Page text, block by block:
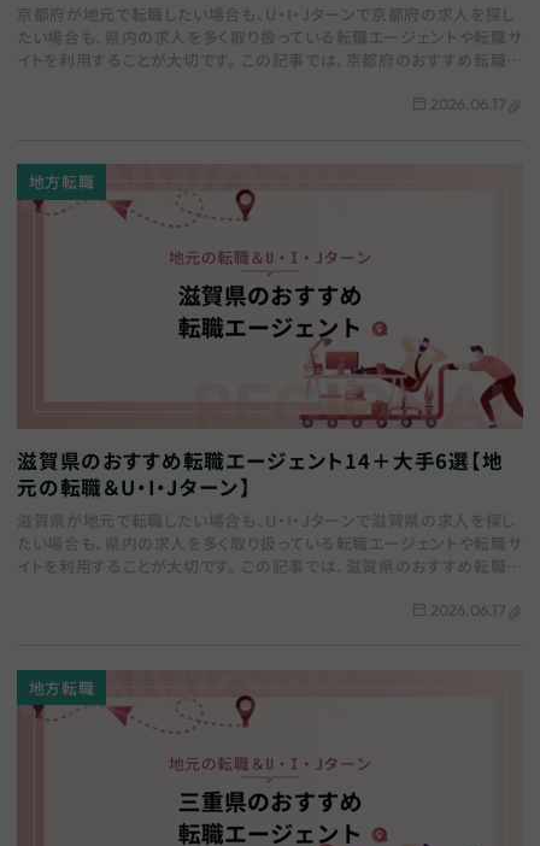
京都府が地元で転職したい場合も、U・I・Jターンで京都府の求人を探し
たい場合も、県内の求人を多く取り扱っている転職エージェントや転職サ
イトを利用することが大切です。 この記事では、京都府のおすすめ転職エ
2026.06.17
地方転職
滋賀県のおすすめ転職エージェント14＋大手6選【地
元の転職＆U・I・Jターン】
滋賀県が地元で転職したい場合も、U・I・Jターンで滋賀県の求人を探し
たい場合も、県内の求人を多く取り扱っている転職エージェントや転職サ
イトを利用することが大切です。 この記事では、滋賀県のおすすめ転職エ
2026.06.17
地方転職